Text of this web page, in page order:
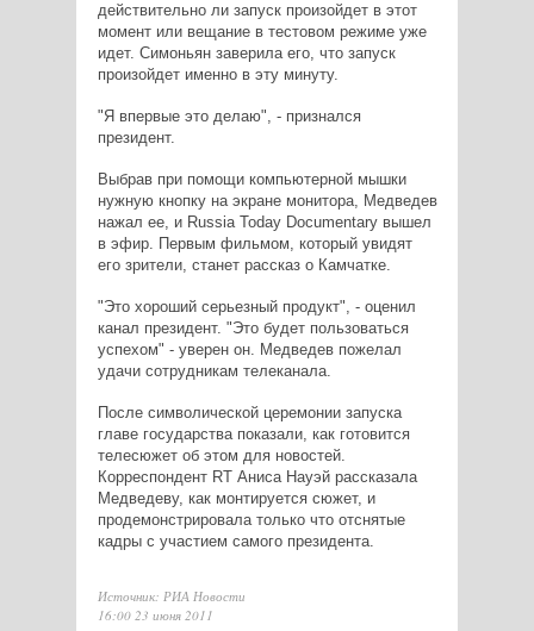
действительно ли запуск произойдет в этот
момент или вещание в тестовом режиме уже
идет. Симоньян заверила его, что запуск
произойдет именно в эту минуту.
"Я впервые это делаю", - признался
президент.
Выбрав при помощи компьютерной мышки
нужную кнопку на экране монитора, Медведев
нажал ее, и Russia Today Documentary вышел
в эфир. Первым фильмом, который увидят
его зрители, станет рассказ о Камчатке.
"Это хороший серьезный продукт", - оценил
канал президент. "Это будет пользоваться
успехом" - уверен он. Медведев пожелал
удачи сотрудникам телеканала.
После символической церемонии запуска
главе государства показали, как готовится
телесюжет об этом для новостей.
Корреспондент RT Аниса Науэй рассказала
Медведеву, как монтируется сюжет, и
продемонстрировала только что отснятые
кадры с участием самого президента.
Источник: РИА Новости
16:00 23 июня 2011